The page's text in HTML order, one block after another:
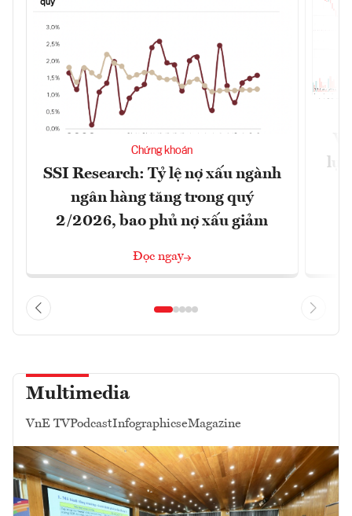
Chứng khoán
SSI Research: Tỷ lệ nợ xấu ngành
ngân hàng tăng trong quý
2/2026, bao phủ nợ xấu giảm
Đọc ngay
lực
Multimedia
VnE TVPodcastInfographicseMagazine